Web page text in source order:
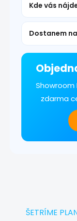
Kde vás
Dostanem
Showroom
zdarma
ŠETRÍME